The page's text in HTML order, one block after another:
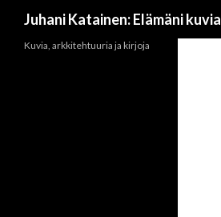
Juhani Katainen: Elämäni kuvia
Kuvia, arkkitehtuuria ja kirjoja